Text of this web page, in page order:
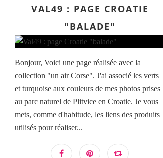
VAL49 : PAGE CROATIE
"BALADE"
Bonjour, Voici une page réalisée avec la
collection "un air Corse". J'ai associé les verts
et turquoise aux couleurs de mes photos prises
au parc naturel de Plitvice en Croatie. Je vous
mets, comme d'habitude, les liens des produits
utilisés pour réaliser...